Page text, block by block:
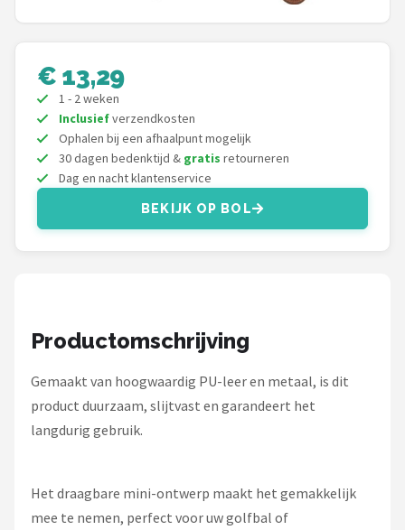
Callaway
Wilson
FastFold
€ 13,29
1 - 2 weken
Inclusiefverzendkosten
Ophalen bij een afhaalpunt mogelijk
30 dagen bedenktijd & gratis retourneren
Dag en nacht klantenservice
BEKIJK OP BOL
Productomschrijving
Gemaakt van hoogwaardig PU-leer en metaal, is dit
product duurzaam, slijtvast en garandeert het
langdurig gebruik.
Het draagbare mini-ontwerp maakt het gemakkelijk
mee te nemen, perfect voor uw golfbal of